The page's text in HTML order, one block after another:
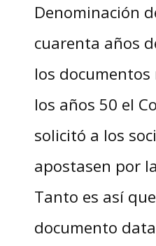
Denominación
cuarenta años
los
los años 50 el
solicitó a los
apostasen por
Tanto es así
documento